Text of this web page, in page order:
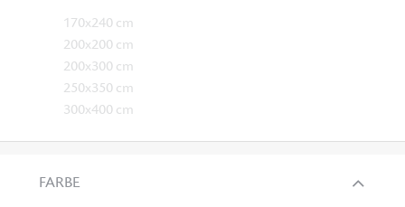
170x240 cm
200x200 cm
200x300 cm
250x350 cm
300x400 cm
FARBE